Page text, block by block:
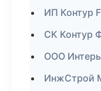
ИП Контур
СК Контур
ООО
ИнжСтрой